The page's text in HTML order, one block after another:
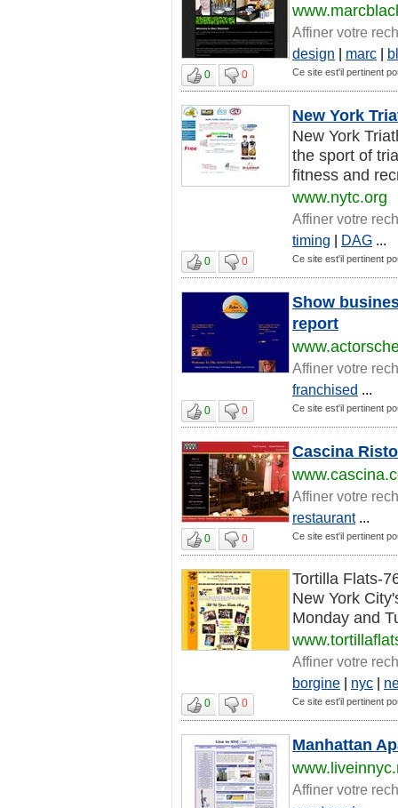
Affiner votre
design | marc |
0 0 Ce site est'il pertinent
New York
New York
the sport of
fitness and
www.nytc.org
Affiner votre
timing | DAG ...
0 0 Ce site est'il pertinent
Show
report
Affiner votre
franchised ...
0 0 Ce site est'il pertinent
Cascina
Affiner votre
restaurant...
0 0 Ce site est'il pertinent
Tortilla Flats-
New York
Monday and
Affiner votre
borgine | nyc |
0 0 Ce site est'il pertinent
Manhattan
Affiner votre